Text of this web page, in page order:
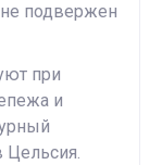
подвержен
при
и
Цельсия.